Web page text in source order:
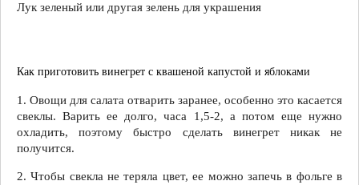
Лук зеленый или другая зелень для украшения
Как приготовить винегрет с квашеной капустой и яблоками
1. Овощи для салата отварить заранее, особенно это касается
свеклы. Варить ее долго, часа 1,5-2, а потом еще нужно
охладить, поэтому быстро сделать винегрет никак не
получится.
2. Чтобы свекла не теряла цвет, ее можно запечь в фольге в